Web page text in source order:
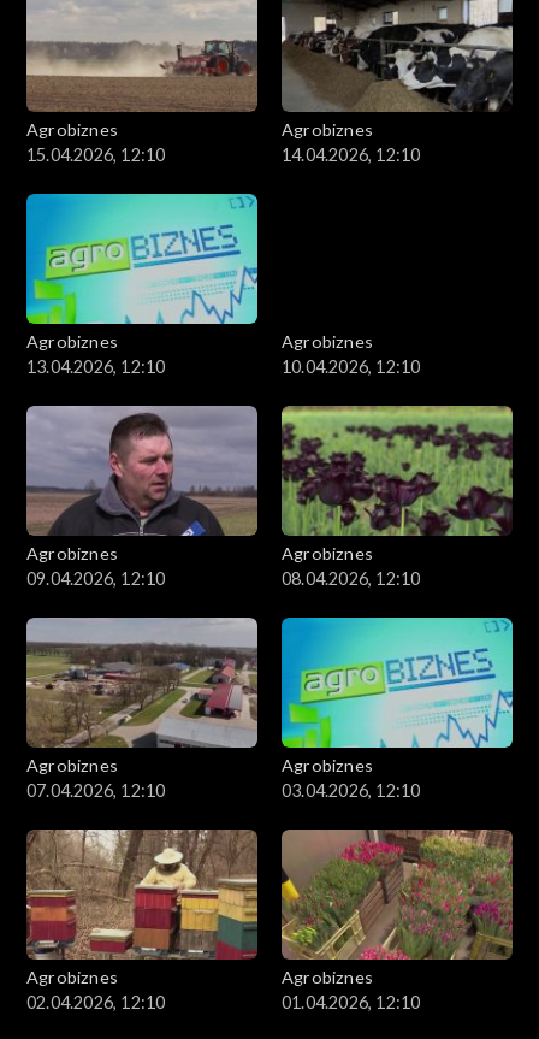
Agrobiznes
15.04.2026, 12:10
Agrobiznes
14.04.2026, 12:10
Agrobiznes
13.04.2026, 12:10
Agrobiznes
10.04.2026, 12:10
Agrobiznes
09.04.2026, 12:10
Agrobiznes
08.04.2026, 12:10
Agrobiznes
07.04.2026, 12:10
Agrobiznes
03.04.2026, 12:10
Agrobiznes
02.04.2026, 12:10
Agrobiznes
01.04.2026, 12:10